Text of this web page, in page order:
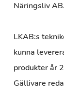
Näringsliv AB.
LKAB:s
kunna
produkter år
Gällivare